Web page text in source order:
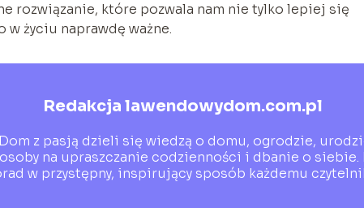
rozwiązanie, które pozwala nam nie tylko lepiej się
życiu naprawdę ważne.
Redakcja lawendowydom.com.pl
Dom z pasją dzieli się wiedzą o domu, ogrodzie,
na upraszczanie codzienności i dbanie o siebie.
w przystępny, inspirujący sposób każdemu